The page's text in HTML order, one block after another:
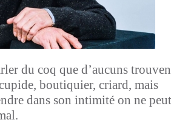
du coq que d’aucuns
boutiquier, criard, mais
dans son intimité on ne peut